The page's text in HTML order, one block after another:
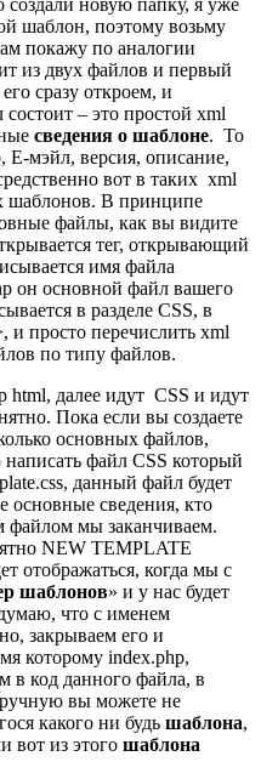
новую папку, я уже
шаблон, поэтому возьму
покажу по аналогии
из двух файлов и первый
сразу откроем, и
– это простой xml
сведения о шаблоне. То
Е-мэйл, версия, описание,
вот в таких xml
шаблонов. В принципе
файлы, как вы видите
тег, открывающий
имя файла
он основной файл вашего
в разделе CSS, в
и просто перечислить xml
по типу файлов.
html, далее идут CSS и идут
Пока если вы создаете
основных файлов,
файл CSS который
данный файл будет
основные сведения, кто
файлом мы заканчиваем.
NEW TEMPLATE
отображаться, когда мы с
шаблонов» и у нас будет
что с именем
закрываем его и
которому index.php,
в код данного файла, в
вы можете не
какого ни будь шаблона,
вот из этого шаблона